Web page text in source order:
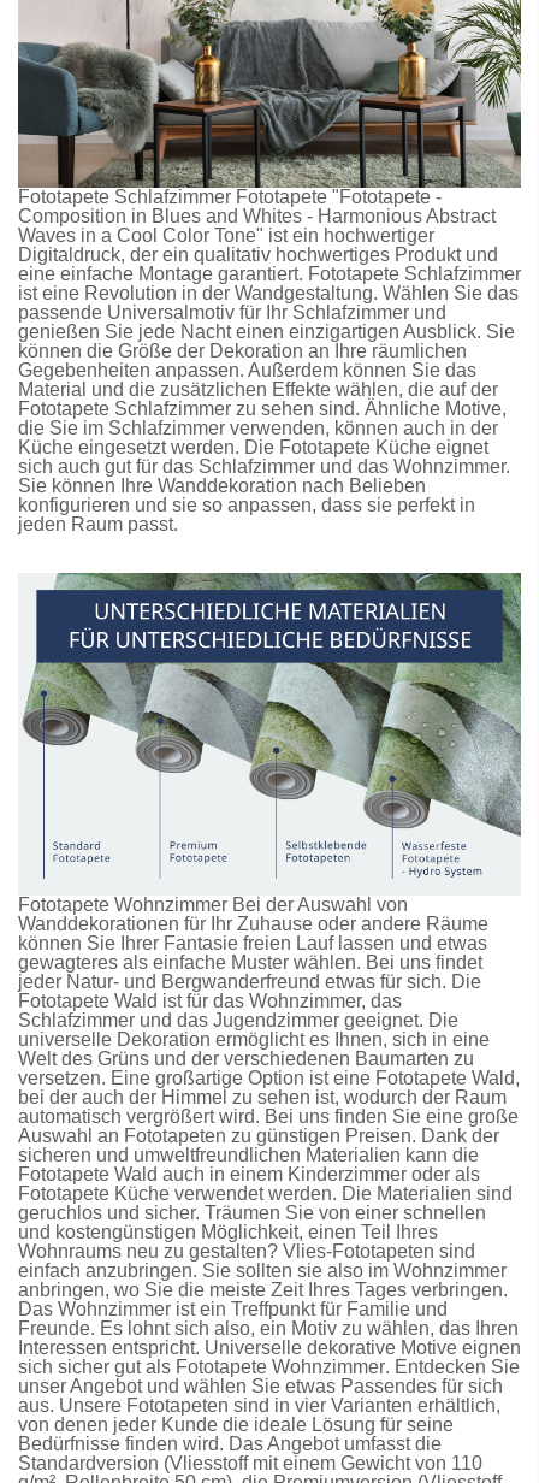
Fototapete Schlafzimmer Fototapete "Fototapete -
Composition in Blues and Whites - Harmonious Abstract
Waves in a Cool Color Tone" ist ein hochwertiger
Digitaldruck, der ein qualitativ hochwertiges Produkt und
eine einfache Montage garantiert. Fototapete Schlafzimmer
ist eine Revolution in der Wandgestaltung. Wählen Sie das
passende Universalmotiv für Ihr Schlafzimmer und
genießen Sie jede Nacht einen einzigartigen Ausblick. Sie
können die Größe der Dekoration an Ihre räumlichen
Gegebenheiten anpassen. Außerdem können Sie das
Material und die zusätzlichen Effekte wählen, die auf der
Fototapete Schlafzimmer zu sehen sind. Ähnliche Motive,
die Sie im Schlafzimmer verwenden, können auch in der
Küche eingesetzt werden. Die Fototapete Küche eignet
sich auch gut für das Schlafzimmer und das Wohnzimmer.
Sie können Ihre Wanddekoration nach Belieben
konfigurieren und sie so anpassen, dass sie perfekt in
jeden Raum passt.
Fototapete Wohnzimmer Bei der Auswahl von
Wanddekorationen für Ihr Zuhause oder andere Räume
können Sie Ihrer Fantasie freien Lauf lassen und etwas
gewagteres als einfache Muster wählen. Bei uns findet
jeder Natur- und Bergwanderfreund etwas für sich. Die
Fototapete Wald ist für das Wohnzimmer, das
Schlafzimmer und das Jugendzimmer geeignet. Die
universelle Dekoration ermöglicht es Ihnen, sich in eine
Welt des Grüns und der verschiedenen Baumarten zu
versetzen. Eine großartige Option ist eine Fototapete Wald,
bei der auch der Himmel zu sehen ist, wodurch der Raum
automatisch vergrößert wird. Bei uns finden Sie eine große
Auswahl an Fototapeten zu günstigen Preisen. Dank der
sicheren und umweltfreundlichen Materialien kann die
Fototapete Wald auch in einem Kinderzimmer oder als
Fototapete Küche verwendet werden. Die Materialien sind
geruchlos und sicher. Träumen Sie von einer schnellen
und kostengünstigen Möglichkeit, einen Teil Ihres
Wohnraums neu zu gestalten? Vlies-Fototapeten sind
einfach anzubringen. Sie sollten sie also im Wohnzimmer
anbringen, wo Sie die meiste Zeit Ihres Tages verbringen.
Das Wohnzimmer ist ein Treffpunkt für Familie und
Freunde. Es lohnt sich also, ein Motiv zu wählen, das Ihren
Interessen entspricht. Universelle dekorative Motive eignen
sich sicher gut als Fototapete Wohnzimmer. Entdecken Sie
unser Angebot und wählen Sie etwas Passendes für sich
aus. Unsere Fototapeten sind in vier Varianten erhältlich,
von denen jeder Kunde die ideale Lösung für seine
Bedürfnisse finden wird. Das Angebot umfasst die
Standardversion (Vliesstoff mit einem Gewicht von 110